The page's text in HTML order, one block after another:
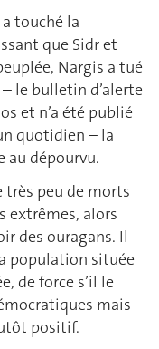
touché la
que Sidr et
Nargis a tué
le bulletin d’alerte
et n’a été publié
quotidien – la
dépourvu.
très peu de morts
extrêmes, alors
des ouragans. Il
population située
de force s’il le
mais
positif.